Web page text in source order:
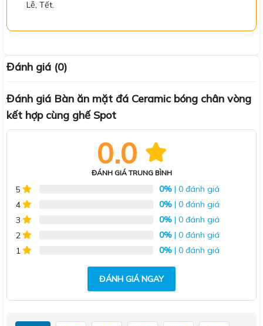
Lễ, Tết.
Đánh giá (0)
Đánh giá Bàn ăn mặt đá Ceramic bóng chân vòng
kết hợp cùng ghế Spot
0.0
ĐÁNH GIÁ TRUNG BÌNH
5 0% | 0 đánh giá
4
0% | 0 đánh giá
3
0% | 0 đánh giá
2
0% | 0 đánh giá
1
0% | 0 đánh giá
ĐÁNH GIÁ NGAY